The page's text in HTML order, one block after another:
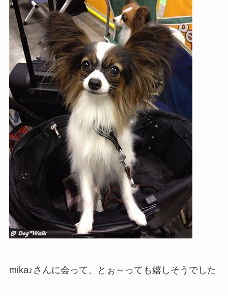
mika♪さんに会って、とぉ～っても嬉しそうでした